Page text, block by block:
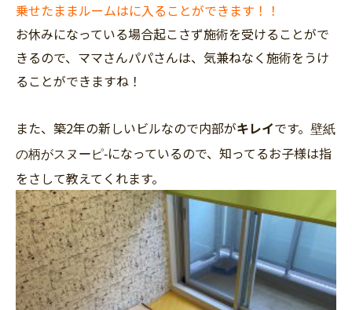
乗せたままルームはに入ることができます！！
お休みになっている場合起こさず施術を受けることがで
きるので、ママさんパパさんは、気兼ねなく施術をうけ
ることができますね！
また、築2年の新しいビルなので内部がキレイです。 壁紙
の柄がスヌーピ-になっているので、知ってるお子様は指
をさして教えてくれます。